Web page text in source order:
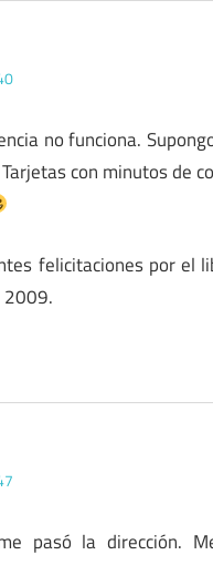
no funciona.
con minutos
felicitaciones por el
2009.
pasó la dirección.